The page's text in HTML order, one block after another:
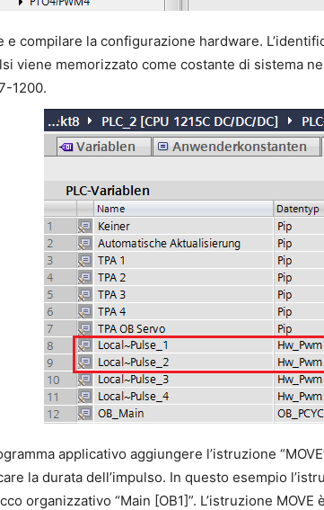
e compilare la configurazione hardware.
viene memorizzato come costante di sistema
1200.
applicativo aggiungere l’istruzione
la durata dell’impulso. In questo esempio
organizzativo “Main [OB1]”. L’istruzione